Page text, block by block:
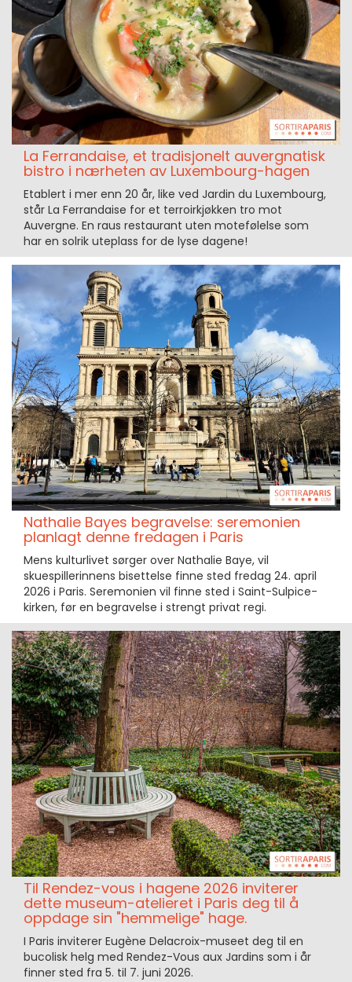
La Ferrandaise, et tradisjonelt auvergnatisk
bistro i nærheten av Luxembourg-hagen
Etablert i mer enn 20 år, like ved Jardin du Luxembourg,
står La Ferrandaise for et terroirkjøkken tro mot
Auvergne. En raus restaurant uten motefølelse som
har en solrik uteplass for de lyse dagene!
Nathalie Bayes begravelse: seremonien
planlagt denne fredagen i Paris
Mens kulturlivet sørger over Nathalie Baye, vil
skuespillerinnens bisettelse finne sted fredag 24. april
2026 i Paris. Seremonien vil finne sted i Saint-Sulpice-
kirken, før en begravelse i strengt privat regi.
Til Rendez-vous i hagene 2026 inviterer
dette museum-atelieret i Paris deg til å
oppdage sin "hemmelige" hage.
I Paris inviterer Eugène Delacroix-museet deg til en
bucolisk helg med Rendez-Vous aux Jardins som i år
finner sted fra 5. til 7. juni 2026.